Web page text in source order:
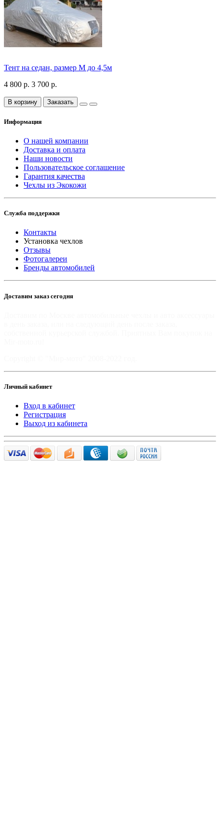
Тент на седан, размер М до 4,5м
4 800 р. 3 700 р.
В корзину Заказать
Информация
О нашей компании
Доставка и оплата
Наши новости
Пользовательское соглашение
Гарантия качества
Чехлы из Экокожи
Служба поддержки
Контакты
Установка чехлов
Отзывы
Фотогалереи
Бренды автомобилей
Доставим заказ сегодня
Личный кабинет
Вход в кабинет
Регистрация
Выход из кабинета